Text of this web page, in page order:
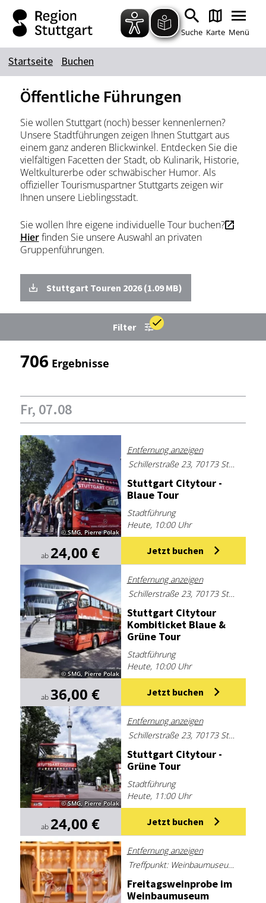
Zum Hauptinhalt springen
Zur Suche springen
Zur Hauptnavigation
Zum Footer springen
Suche Karte Menü
Suchbegriff
Das könnte Sie interessieren
Stadtführungen
Tickets
Citytour
Übernachtung
Erlebnisse
Essen & Trinken
Kultur
Feste & Highlights
Startseite Buchen
Öffentliche Führungen
Sie wollen Stuttgart (noch) besser kennenlernen?
Unsere Stadtführungen zeigen Ihnen Stuttgart aus
einem ganz anderen Blickwinkel. Entdecken Sie die
vielfältigen Facetten der Stadt, ob Kulinarik, Historie,
Weltkulturerbe oder schwäbischer Humor. Als
offizieller Tourismuspartner Stuttgarts zeigen wir
Ihnen unsere Lieblingsstadt.
Sie wollen Ihre eigene individuelle Tour buchen?
Hierfinden Sie unsere Auswahl an privaten
Gruppenführungen.
Stuttgart Touren 2026 (1.09 MB)
Filter
706 Ergebnisse
Fr, 07.08
© SMG, Pierre Polak
Entfernung anzeigen
Schillerstraße 23, 70173 Stuttgart
Stutt­gart Ci­ty­tour -
Blaue Tour
Stadtführung
Heute, 10:00 Uhr
ab 24,00 € Jetzt buchen
© SMG, Pierre Polak
Entfernung anzeigen
Schillerstraße 23, 70173 Stuttgart
Stutt­gart Ci­ty­tour
Kom­bi­ti­cket Blaue &
Grü­ne Tour
Stadtführung
Heute, 10:00 Uhr
ab 36,00 € Jetzt buchen
© SMG, Pierre Polak
Entfernung anzeigen
Schillerstraße 23, 70173 Stuttgart
Stutt­gart Ci­ty­tour -
Grü­ne Tour
Stadtführung
Heute, 11:00 Uhr
ab 24,00 € Jetzt buchen
Entfernung anzeigen
Treffpunkt: Weinbaumuseum Stuttgart-Uhlbach, Uhlbacher Platz 4, 70329 Stuttgart
Frei­tags­wein­pro­be im
Wein­bau­mu­se­um